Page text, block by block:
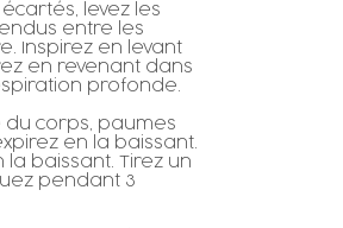
levez les
entre les
Inspirez en levant
en revenant dans
profonde.
du corps, paumes
en la baissant.
la baissant. Tirez un
pendant 3